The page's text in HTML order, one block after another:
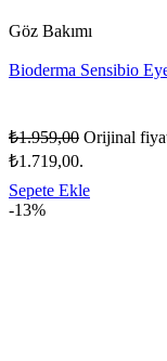
Göz Bakımı
Bioderma Sensibio
₺1.959,00 Orijinal
₺1.719,00.
Sepete Ekle
-13%